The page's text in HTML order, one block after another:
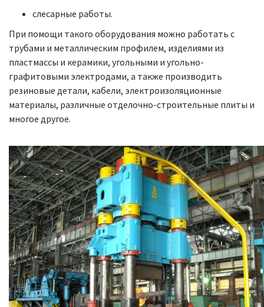
слесарные работы.
При помощи такого оборудования можно работать с
трубами и металлическим профилем, изделиями из
пластмассы и керамики, угольными и угольно-
графитовыми электродами, а также производить
резиновые детали, кабели, электроизоляционные
материалы, различные отделочно-строительные плиты и
многое другое.